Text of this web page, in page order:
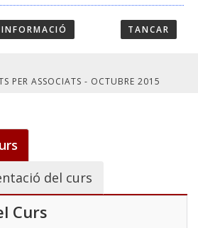
PER ASSOCIATS - OCTUBRE 2015
del curs
Curs
TANCAR